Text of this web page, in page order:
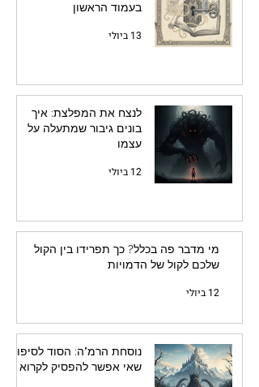
בעמוד הראשון
13 ביולי
לנצח את המפלצת: איך
בונים גיבור שמתעלה על
עצמו
12 ביולי
מי מדבר פה בכלל? כך תפרידו בין הקול
שלכם לקול של הדמויות
12 ביולי
נוסחת הרמ"ה: הסוד לסיפור
שאי אפשר להפסיק לקרוא